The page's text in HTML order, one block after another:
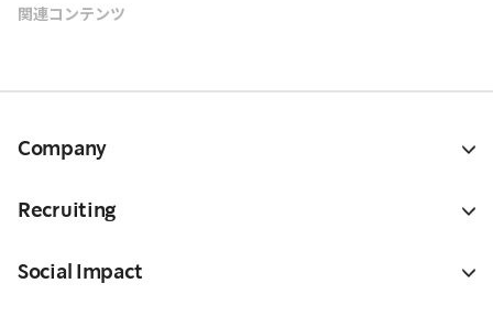
関連コンテンツ
Company
Recruiting
Social Impact